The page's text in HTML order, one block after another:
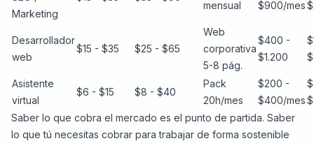
Marketing
mensual
$900/mes
Desarrollador
web
$15 - $35 $25 - $65
Web
corporativa
5-8 pág.
$400 -
$1.200
Asistente
virtual
$6 - $15 $8 - $40
Pack
20h/mes
$200 -
$400/mes
Saber lo que cobra el mercado es el punto de partida. Saber
lo que tú necesitas cobrar para trabajar de forma sostenible